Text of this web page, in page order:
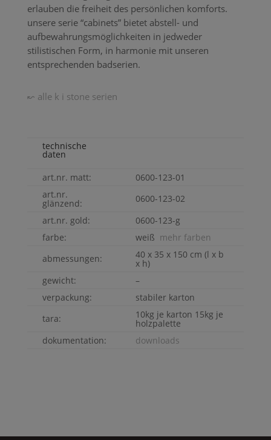
erlauben die freiheit des persönlichen komforts.
unsere serie “cabinets” bietet abstell- und
aufbewahrungsmöglichkeiten in jedweder
stilistischen Form, in harmonie mit unseren
entsprechenden badserien.
↜ alle k i stone serien
technische
daten
art.nr. matt:
0600-123-01
art.nr.
glänzend:
0600-123-02
art.nr. gold:
0600-123-g
farbe:
weiß mehr farben
abmessungen:
40 x 35 x 150 cm (l x b
x h)
gewicht:
–
verpackung:
stabiler karton
tara:
10kg je karton 15kg je
holzpalette
dokumentation:
downloads